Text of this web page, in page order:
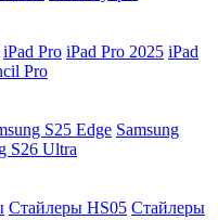
iPad Pro iPad Pro 2025 iPad
Pro
S25 Edge Samsung
S26 Ultra
Стайлеры HS05 Стайлеры